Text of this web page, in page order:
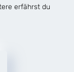
erfährst du